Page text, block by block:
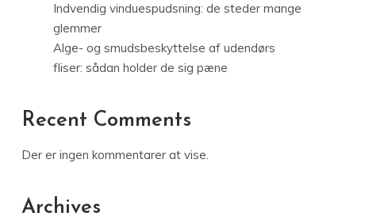
Indvendig vinduespudsning: de steder mange
glemmer
Alge- og smudsbeskyttelse af udendørs
fliser: sådan holder de sig pæne
Recent Comments
Der er ingen kommentarer at vise.
Archives